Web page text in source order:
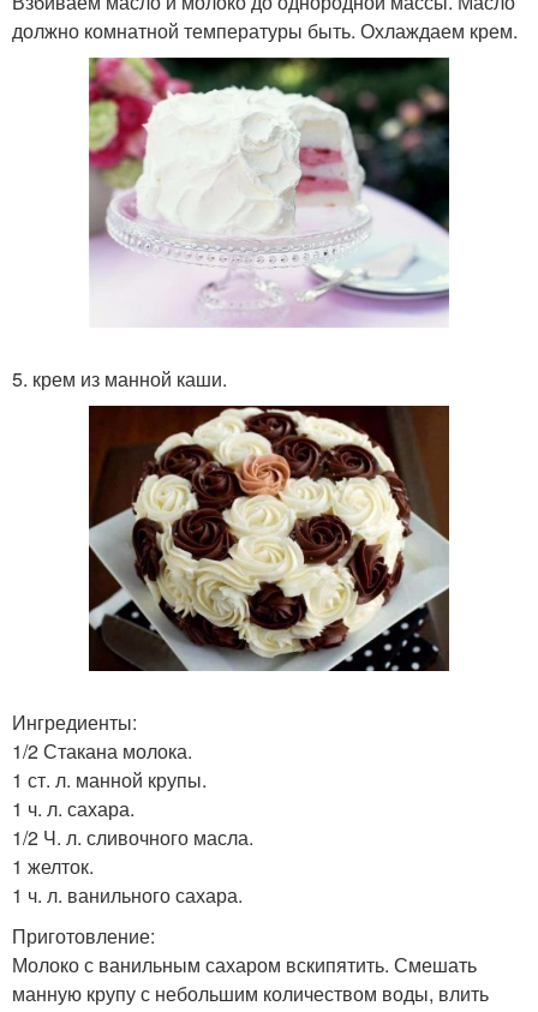
должно комнатной температуры быть. Охлаждаем крем.
5. крем из манной каши.
Ингредиенты:
1/2 Стакана молока.
1 ст. л. манной крупы.
1 ч. л. сахара.
1/2 Ч. л. сливочного масла.
1 желток.
1 ч. л. ванильного сахара.
Приготовление:
Молоко с ванильным сахаром вскипятить. Смешать
манную крупу с небольшим количеством воды, влить